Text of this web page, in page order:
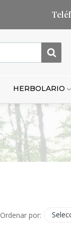
HERBOLARIO
Ordenar por: